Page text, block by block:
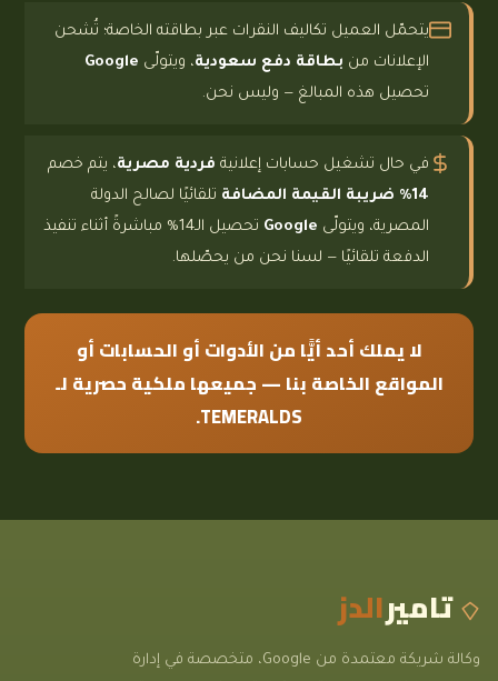
يتحمّل العميل تكاليف النقرات عبر بطاقته الخاصة؛ تُشحن
الإعلانات من بطاقة دفع سعودية، ويتولّى Google
تحصيل هذه المبالغ — وليس نحن.
في حال تشغيل حسابات إعلانية فردية مصرية، يتم خصم
14% ضريبة القيمة المضافة
تلقائيًا لصالح الدولة
المصرية، ويتولّى Google
تحصيل الـ14% مباشرةً أثناء تنفيذ
الدفعة تلقائيًا — لسنا نحن من يحصّلها.
لا يملك أحد أيًّا من الأدوات أو الحسابات أو
المواقع الخاصة بنا — جميعها ملكية حصرية لـ
TEMERALDS.
تاميرالدز
وكالة شريكة معتمدة من Google، متخصصة في إدارة